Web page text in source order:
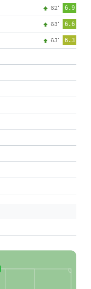
62' 6.9
63' 6.6
63' 6.3